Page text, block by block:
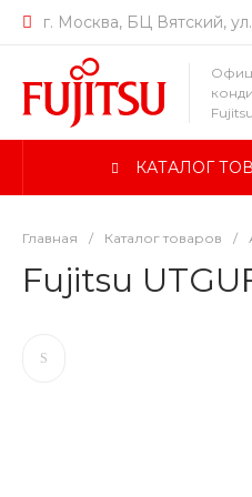
г. Москва, БЦ Вятский,
Fujitsu
КАТАЛОГ
Главная / Каталог товаров /
Fujitsu